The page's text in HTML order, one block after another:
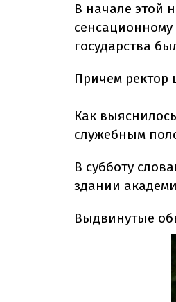
В начале этой
государства
Причем ректор
Как
служебным
В субботу
здании
Выдвинутые